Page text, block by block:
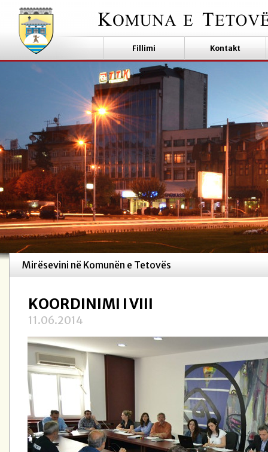
Fillimi Kontakt
Mirësevini në Komunën e Tetovës
KOORDINIMI I VIII
11.06.2014